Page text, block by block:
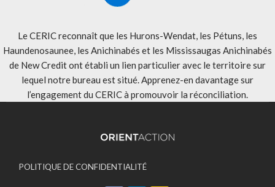
Le CERIC reconnaît que les Hurons-Wendat, les Pétuns, les
Haundenosaunee, les Anichinabés et les Mississaugas Anichinabés
de New Credit ont établi un lien particulier avec le territoire sur
lequel notre bureau est situé. Apprenez-en davantage sur
l’engagement du CERIC à promouvoir la réconciliation.
POLITIQUE DE CONFIDENTIALITÉ